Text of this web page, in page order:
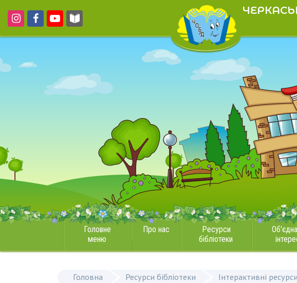
Головне
меню
Про нас
Ресурси
бібліотеки
Головна Ресурси бібліотеки Інтерактивні ресурси